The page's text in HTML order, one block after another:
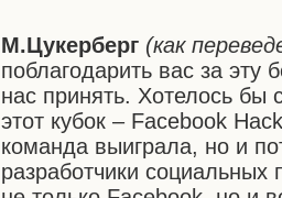
М.Цукерберг (как
поблагодарить вас за эту
нас принять. Хотелось бы
этот кубок – Facebook
команда выиграла, но и
разработчики